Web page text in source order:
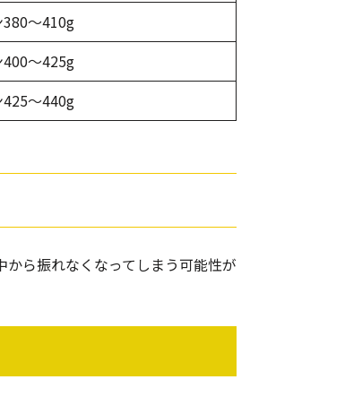
380〜410g
400〜425g
425〜440g
ら振れなくなってしまう可能性が